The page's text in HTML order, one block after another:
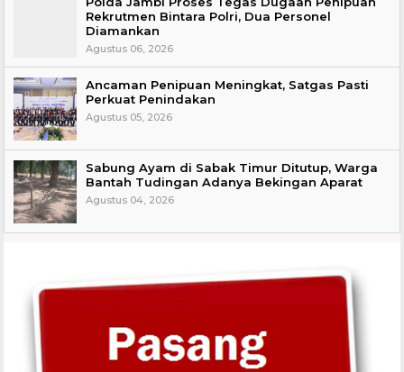
Rekrutmen Bintara Polri, Dua Personel
Diamankan
Agustus 06, 2026
Ancaman Penipuan Meningkat, Satgas Pasti
Perkuat Penindakan
Agustus 05, 2026
Sabung Ayam di Sabak Timur Ditutup, Warga
Bantah Tudingan Adanya Bekingan Aparat
Agustus 04, 2026